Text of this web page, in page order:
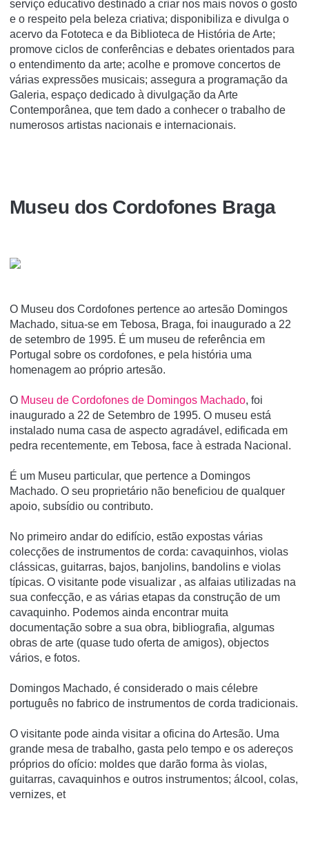
serviço educativo destinado a criar nos mais novos o gosto
e o respeito pela beleza criativa; disponibiliza e divulga o
acervo da Fototeca e da Biblioteca de História de Arte;
promove ciclos de conferências e debates orientados para
o entendimento da arte; acolhe e promove concertos de
várias expressões musicais; assegura a programação da
Galeria, espaço dedicado à divulgação da Arte
Contemporânea, que tem dado a conhecer o trabalho de
numerosos artistas nacionais e internacionais.
Museu dos Cordofones Braga
O Museu dos Cordofones pertence ao artesão Domingos
Machado, situa-se em Tebosa, Braga, foi inaugurado a 22
de setembro de 1995. É um museu de referência em
Portugal sobre os cordofones, e pela história uma
homenagem ao próprio artesão.
O Museu de Cordofones de Domingos Machado, foi
inaugurado a 22 de Setembro de 1995. O museu está
instalado numa casa de aspecto agradável, edificada em
pedra recentemente, em Tebosa, face à estrada Nacional.
É um Museu particular, que pertence a Domingos
Machado. O seu proprietário não beneficiou de qualquer
apoio, subsídio ou contributo.
No primeiro andar do edifício, estão expostas várias
colecções de instrumentos de corda: cavaquinhos, violas
clássicas, guitarras, bajos, banjolins, bandolins e violas
típicas. O visitante pode visualizar , as alfaias utilizadas na
sua confecção, e as várias etapas da construção de um
cavaquinho. Podemos ainda encontrar muita
documentação sobre a sua obra, bibliografia, algumas
obras de arte (quase tudo oferta de amigos), objectos
vários, e fotos.
Domingos Machado, é considerado o mais célebre
português no fabrico de instrumentos de corda tradicionais.
O visitante pode ainda visitar a oficina do Artesão. Uma
grande mesa de trabalho, gasta pelo tempo e os adereços
próprios do ofício: moldes que darão forma às violas,
guitarras, cavaquinhos e outros instrumentos; álcool, colas,
vernizes, et